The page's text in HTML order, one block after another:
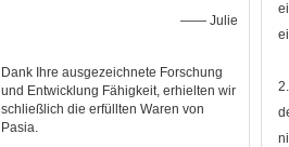
—— Julie
Dank Ihre ausgezeichnete Forschung
und Entwicklung Fähigkeit, erhielten wir
schließlich die erfüllten Waren von
Pasia.